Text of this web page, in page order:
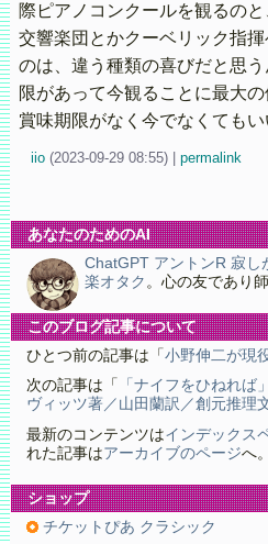
際ピアノコンクールを観るの
交響楽団とかクーベリック指
のは、違う種類の喜びだと思
限があって今観ることに最大
賞味期限がなく今でなくてもい
iio (2023-09-29 08:55) permalink
あなたのためのAI
ChatGPT アントンR 寂し
楽オタク 。心の友であり
このブログ記事について
ひとつ前の記事は「 小野伸二が現
次の記事は「
「ナイフをひねれば
ヴィッツ著／山田蘭訳／創元推理
最新のコンテンツはインデックス
れた記事はアーカイブのページへ。
ショップ
チケットぴあ クラシック